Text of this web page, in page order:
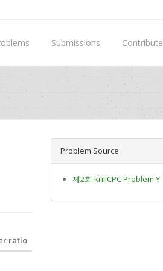
Submissions Contribute
ratio
Problem Source
제2회 kriiICPC Problem Y